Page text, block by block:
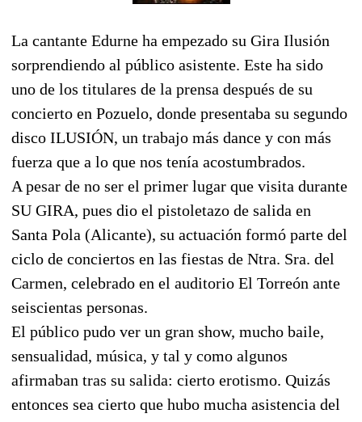
La cantante Edurne ha empezado su Gira Ilusión
sorprendiendo al público asistente. Este ha sido
uno de los titulares de la prensa después de su
concierto en Pozuelo, donde presentaba su segundo
disco ILUSIÓN, un trabajo más dance y con más
fuerza que a lo que nos tenía acostumbrados.
A pesar de no ser el primer lugar que visita durante
SU GIRA, pues dio el pistoletazo de salida en
Santa Pola (Alicante), su actuación formó parte del
ciclo de conciertos en las fiestas de Ntra. Sra. del
Carmen, celebrado en el auditorio El Torreón ante
seiscientas personas.
El público pudo ver un gran show, mucho baile,
sensualidad, música, y tal y como algunos
afirmaban tras su salida: cierto erotismo. Quizás
entonces sea cierto que hubo mucha asistencia del